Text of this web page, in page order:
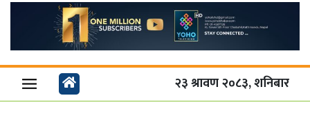
२३ श्रावण २०८३, शनिबार